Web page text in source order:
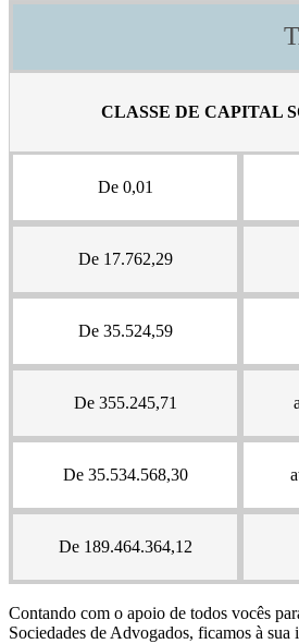
CLASSE DE CAPITAL
De 0,01
De 17.762,29
De 35.524,59
De 355.245,71
De 35.534.568,30
De 189.464.364,12
Contando com o apoio de todos vocês
Sociedades de Advogados, ficamos à sua